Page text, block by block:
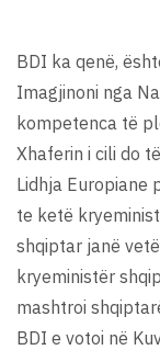
BDI ka qenë,
Imagjinoni nga
kompetenca të
Xhaferin i cili do
Lidhja Europiane
te ketë
shqiptar janë
kryeministër
mashtroi
BDI e votoi në